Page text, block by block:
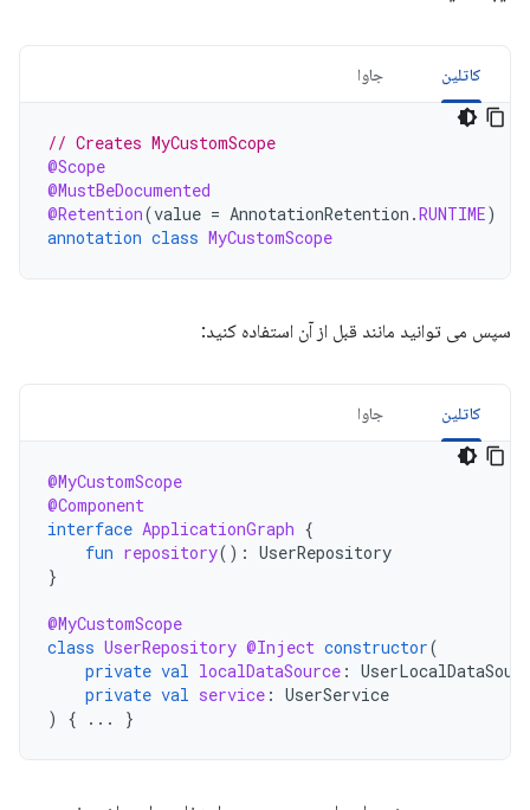
کاتلین جاوا
// Creates MyCustomScope
@Scope
@MustBeDocumented
@Retention(value = AnnotationRetention .RUNTIME)
annotation class MyCustomScope
سپس می توانید مانند قبل از آن استفاده کنید:
کاتلین جاوا
@MyCustomScope
@Component
interface ApplicationGraph {
fun repository(): UserRepository
}
@MyCustomScope
class UserRepository @Inject constructor(
private val localDataSource :
private val service : UserService
)
{ ... }